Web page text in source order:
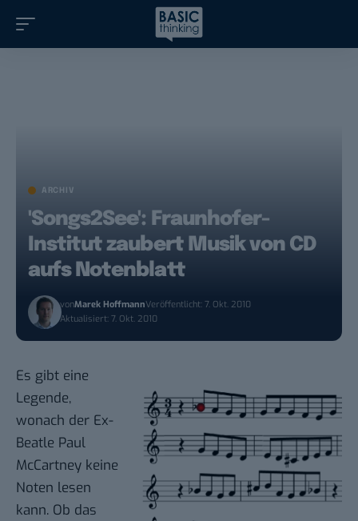
ARCHIV
'Songs2See': Fraunhofer-
Institut zaubert Musik von CD
aufs Notenblatt
vonMarek HoffmannVeröffentlicht: 7. Okt. 2010
Aktualisiert: 7. Okt. 2010
Es gibt eine
Legende,
wonach der Ex-
Beatle Paul
McCartney keine
Noten lesen
kann. Ob das